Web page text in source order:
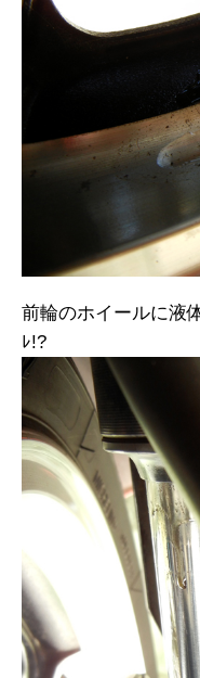
前輪のホイールに液
ﾚ!?